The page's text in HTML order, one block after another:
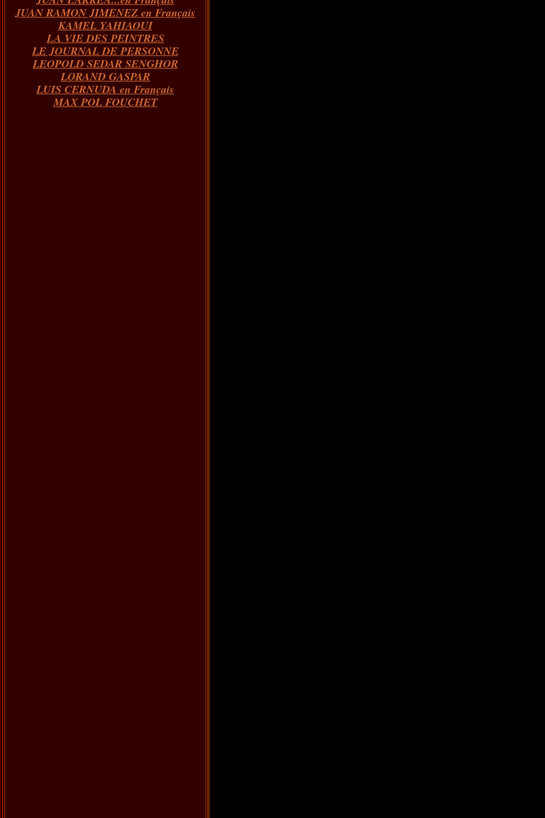
JUAN RAMON JIMENEZ en Français
KAMEL YAHIAOUI
LA VIE DES PEINTRES
LE JOURNAL DE PERSONNE
LEOPOLD SEDAR SENGHOR
LORAND GASPAR
LUIS CERNUDA en Français
MAX POL FOUCHET